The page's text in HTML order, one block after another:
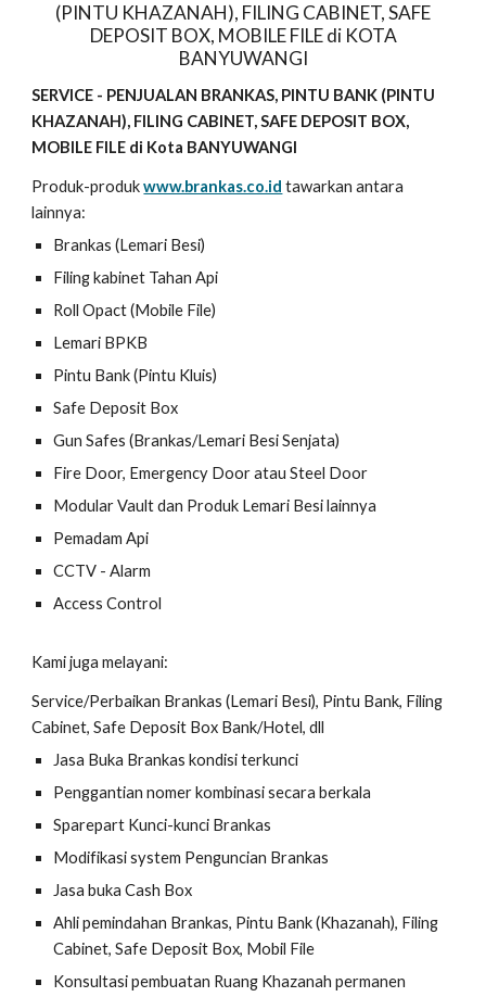
(PINTU KHAZANAH), FILING CABINET, SAFE
DEPOSIT BOX, MOBILE FILE di KOTA
BANYUWANGI
SERVICE - PENJUALAN BRANKAS, PINTU BANK (PINTU
KHAZANAH), FILING CABINET, SAFE DEPOSIT BOX,
MOBILE FILE di Kota BANYUWANGI
Produk-produkwww.brankas.co.id tawarkan antara
lainnya:
Brankas (Lemari Besi)
Filing kabinet Tahan Api
Roll Opact (Mobile File)
Lemari BPKB
Pintu Bank (Pintu Kluis)
Safe Deposit Box
Gun Safes (Brankas/Lemari Besi Senjata)
Fire Door, Emergency Door atau Steel Door
Modular Vault dan Produk Lemari Besi lainnya
Pemadam Api
CCTV - Alarm
Access Control
Kami juga melayani:
Service/Perbaikan Brankas (Lemari Besi), Pintu Bank, Filing
Cabinet, Safe Deposit Box Bank/Hotel, dll
Jasa Buka Brankas kondisi terkunci
Penggantian nomer kombinasi secara berkala
Sparepart Kunci-kunci Brankas
Modifikasi system Penguncian Brankas
Jasa buka Cash Box
Ahli pemindahan Brankas, Pintu Bank (Khazanah), Filing
Cabinet, Safe Deposit Box, Mobil File
Konsultasi pembuatan Ruang Khazanah permanen